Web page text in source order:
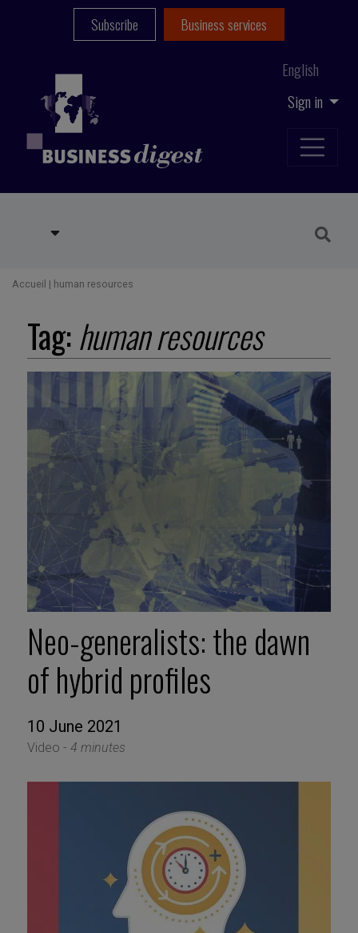
Sign in
English
Subscribe Business services
Accueil | human resources
Tag:human resources
Neo-generalists: the dawn
of hybrid profiles
10 June 2021
Video - 4 minutes